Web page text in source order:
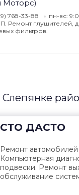
Моторс)
768-33-88 пн-вс:
Ремонт глушителей,
фильтров.
СТО ДАСТО
Ремонт
Компьютерная
подвески. Ремонт
обслуживание